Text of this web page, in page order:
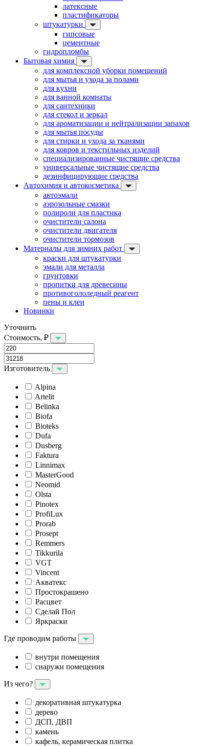
латексные
пластификаторы
штукатурки
гипсовые
цементные
гидропломбы
Бытовая химия
для комплексной уборки помещений
для мытья и ухода за полами
для кухни
для ванной комнаты
для сантехники
для стекол и зеркал
для ароматизации и нейтрализации запахов
для мытья посуды
для стирки и ухода за тканями
для ковров и текстильных изделий
специализированные чистящие средства
универсальные чистящие средства
дезинфицирующие средства
Автохимия и автокосметика
автоэмали
аэрозольные смазки
полироли для пластика
очистители салона
очистители двигателя
очистители тормозов
Материалы для зимних работ
краски для штукатурки
эмали для металла
грунтовки
пропитки для древесины
противогололедный реагент
пены и клеи
Новинки
Уточнить
Стоимость, ₽
Изготовитель
Alpina
Artelit
Belinka
Biofa
Bioteks
Dufa
Dusberg
Faktura
Linnimax
MasterGood
Neomid
Olsta
Pinotex
ProfiLux
Prorab
Prosept
Remmers
Tikkurila
VGT
Vincent
Акватекс
Простокрашено
Расцвет
Сделай Пол
Яркраски
Где проводим работы
внутри помещения
снаружи помещения
Из чего?
декоративная штукатурка
дерево
ДСП, ДВП
камень
кафель, керамическая плитка